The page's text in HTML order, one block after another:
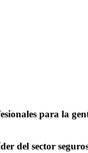
para la
del sector